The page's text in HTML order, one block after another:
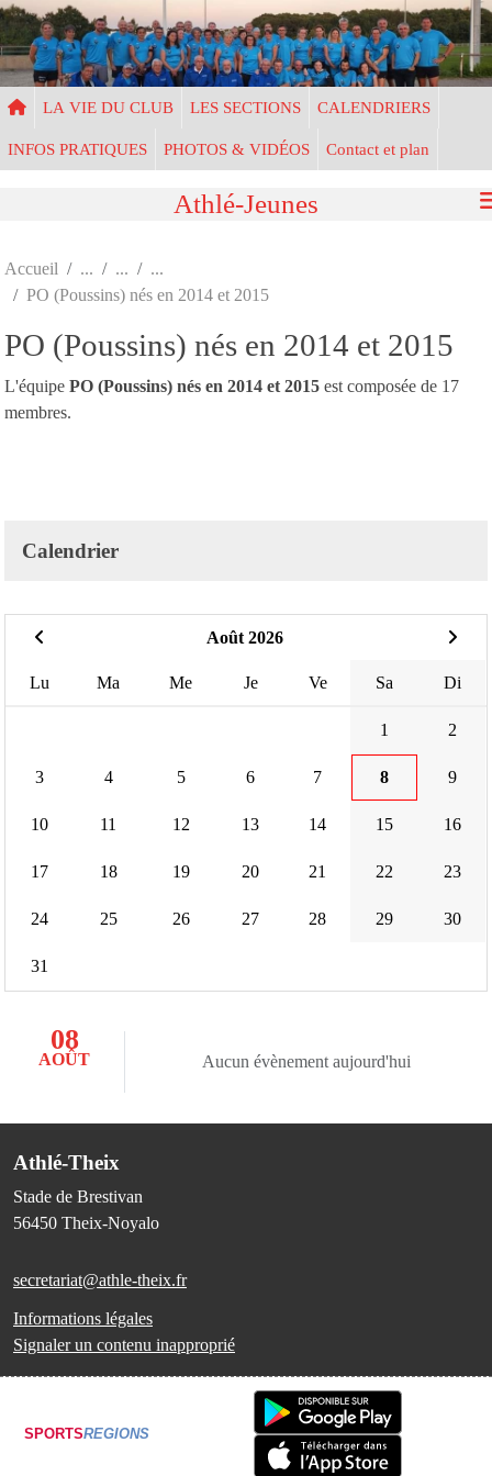
LA VIE DU CLUB LES SECTIONS CALENDRIERS
INFOS PRATIQUES PHOTOS & VIDÉOS Contact et plan
Athlé-Jeunes
Accueil
PO (Poussins) nés en 2014 et 2015
PO (Poussins) nés en 2014 et 2015
L'équipe PO (Poussins) nés en 2014 et 2015 est composée de 17
membres.
Calendrier
Août 2026
Lu Ma Me Je Ve Sa Di
1 2
3 4 5 6 7 8 9
10 11 12 13 14 15 16
17 18 19 20 21 22 23
24 25 26 27 28 29 30
31
08
AOÛT Aucun évènement aujourd'hui
Athlé-Theix
Stade de Brestivan
56450 Theix-Noyalo
secretariat@athle-theix.fr
Informations légales
Signaler un contenu inapproprié
SPORTSREGIONS
Panneau de gestion des cookies